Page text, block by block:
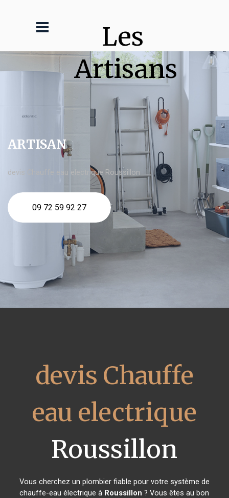
Les
Artisans
ARTISAN
devis Chauffe eau electrique Roussillon
09 72 59 92 27
devis Chauffe
eau electrique
Roussillon
Vous cherchez un plombier fiable pour votre système de
chauffe-eau électrique à Roussillon ? Vous êtes au bon